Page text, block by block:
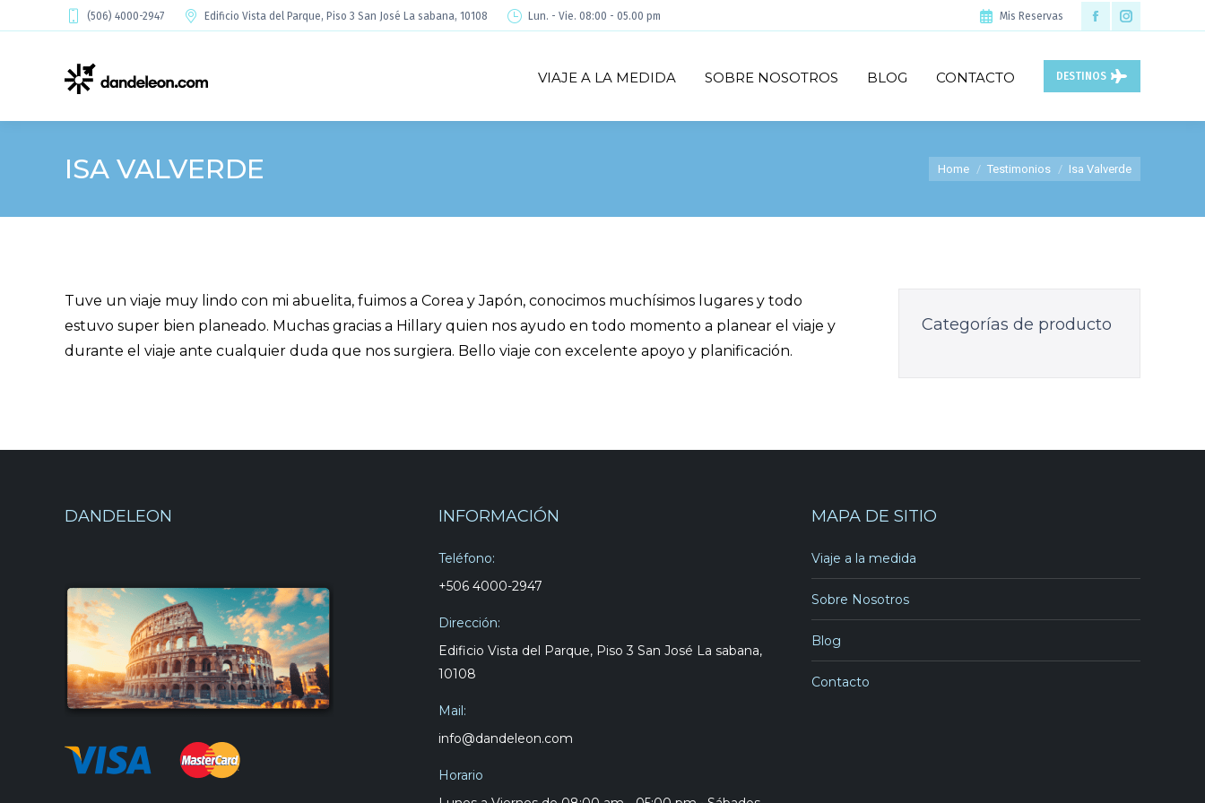
(506) 4000-2947 Edificio Vista del Parque, Piso 3 San José La sabana, 10108 Lun. - Vie. 08:00 - 05.00 pm Mis Reservas
Facebook
page
opens
window
Instagram
page
window
VIAJE A LA MEDIDA SOBRE NOSOTROS BLOG CONTACTO DESTINOS
ISA VALVERDE You are here:
Home Testimonios Isa Valverde
Tuve un viaje muy lindo con mi abuelita, fuimos a Corea y Japón, conocimos muchísimos lugares y todo
estuvo super bien planeado. Muchas gracias a Hillary quien nos ayudo en todo momento a planear el viaje y
durante el viaje ante cualquier duda que nos surgiera. Bello viaje con excelente apoyo y planificación.
Categorías de producto
DANDELEON INFORMACIÓN
Teléfono:
+506 4000-2947
Dirección:
Edificio Vista del Parque, Piso 3 San José La sabana,
10108
Mail:
info@dandeleon.com
Horario
MAPA DE SITIO
Viaje a la medida
Sobre Nosotros
Blog
Contacto